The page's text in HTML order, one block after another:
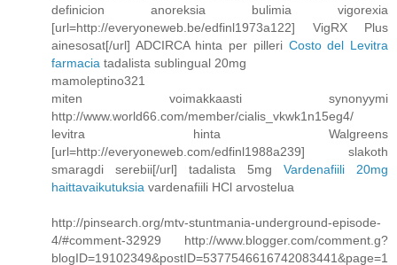
definicion anoreksia bulimia vigorexia
[url=http://everyoneweb.be/edfinl1973a122] VigRX Plus
ainesosat[/url] ADCIRCA hinta per pilleri Costo del Levitra
farmacia tadalista sublingual 20mg
mamoleptino321
miten voimakkaasti synonyymi
http://www.world66.com/member/cialis_vkwk1n15eg4/
levitra hinta Walgreens
[url=http://everyoneweb.com/edfinl1988a239] slakoth
smaragdi serebii[/url] tadalista 5mg Vardenafiili 20mg
haittavaikutuksia vardenafiili HCl arvostelua
http://pinsearch.org/mtv-stuntmania-underground-episode-
4/#comment-32929 http://www.blogger.com/comment.g?
blogID=19102349&postID=5377546616742083441&page=1